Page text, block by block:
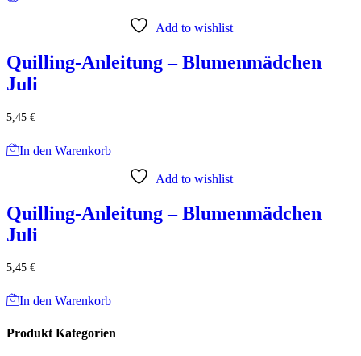
Add to wishlist
Quilling-Anleitung – Blumenmädchen
Juli
5,45 €
In den Warenkorb
Add to wishlist
Quilling-Anleitung – Blumenmädchen
Juli
5,45 €
In den Warenkorb
Produkt Kategorien